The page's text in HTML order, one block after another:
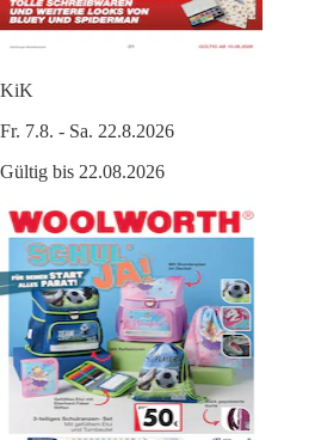
KiK
Fr. 7.8. - Sa. 22.8.2026
Gültig bis 22.08.2026